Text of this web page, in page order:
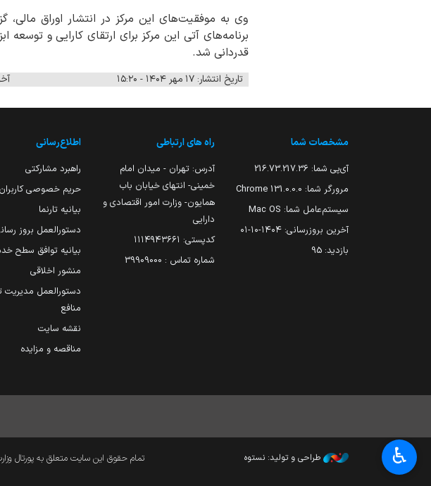
وی به موفقیت‌های این مرکز در انتشار اوراق
برنامه‌های آتی این مرکز برای ارتقای کارایی و توسعه
قدردانی شد.
تاریخ انتشار: ۱۷ مهر ۱۴۰۴ - ۱۵:۲۰
مشخصات شما
آی‌پی شما: 216.73.217.36
مرورگر شما: 131.0.0.0 Chrome
سیستم‌عامل شما: Mac OS
آخرین بروزرسانی: ۱۴۰۴-۱۰-۰۱
بازدید: 95
راه های ارتباطی
آدرس: تهران - میدان امام
خمینی- انتهای خیابان باب
همایون- وزارت امور اقتصادی و
دارایی
کدپستی: ۱۱۱۴۹۴۳۶۶۱
شماره تماس : 39909000
اطلاع‌رسانی
راهبرد مشارکتی
حریم خصوصی کاربران
بیانیه تارنما
دستورالعمل بروز
بیانیه توافق سطح
منشور اخلاقی
دستورالعمل مدیریت
منافع
نقشه سایت
مناقصه و مزایده
طراحی و تولید: نستوه
تمام حقوق این سایت متعلق به پورتال
♿︎